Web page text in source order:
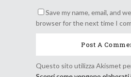
Save my name, email, and
browser for the next time I
Questo sito utilizza Akismet